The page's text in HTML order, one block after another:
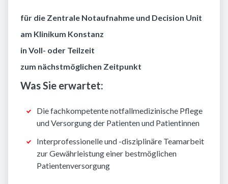
für die Zentrale Notaufnahme und Decision Unit
am Klinikum Konstanz
in Voll- oder Teilzeit
zum nächstmöglichen Zeitpunkt
Was Sie erwartet:
Die fachkompetente notfallmedizinische Pflege
und Versorgung der Patienten und Patientinnen
Interprofessionelle und -disziplinäre Teamarbeit
zur Gewährleistung einer bestmöglichen
Patientenversorgung